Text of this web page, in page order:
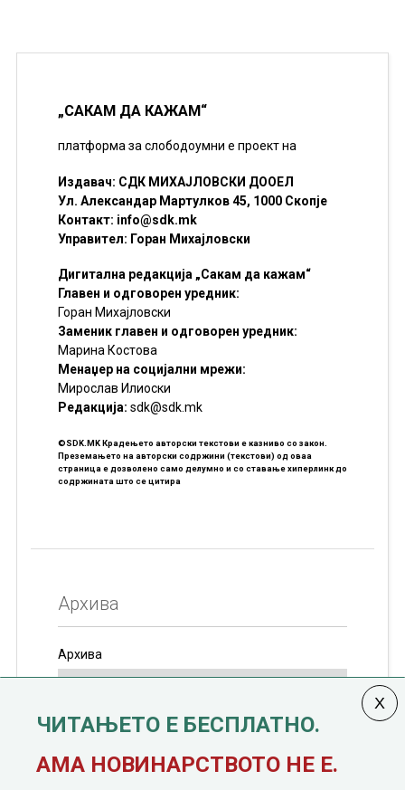
„САКАМ ДА КАЖАМ“
платформа за слободоумни е проект на
Издавач: СДК МИХАЈЛОВСКИ ДООЕЛ
Ул. Александар Мартулков 45, 1000 Скопје
Контакт: info@sdk.mk
Управител: Горан Михајловски
Дигитална редакција „Сакам да кажам“
Главен и одговорен уредник:
Горан Михајловски
Заменик главен и одговорен уредник:
Марина Костова
Менаџер на социјални мрежи:
Мирослав Илиоски
Редакцијa: sdk@sdk.mk
©SDK.MK Крадењето авторски текстови е казниво со закон.
Преземањето на авторски содржини (текстови) од оваа
страница е дозволено само делумно и со ставање хиперлинк до
содржината што се цитира
Архива
Архива
јануари, 1991 година
ЧИТАЊЕТО Е БЕСПЛАТНО.
АМА НОВИНАРСТВОТО НЕ Е.